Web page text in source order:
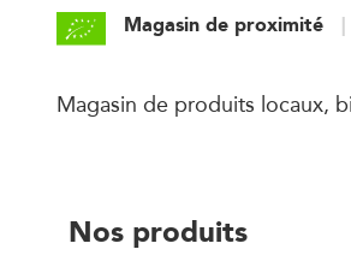
Magasin de proximité
Magasin de produits locaux,
Nos produits